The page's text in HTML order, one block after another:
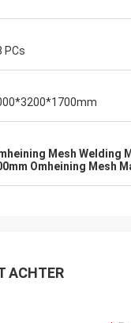
PCs
Mesh Welding
Omheining Mesh
ACHTER